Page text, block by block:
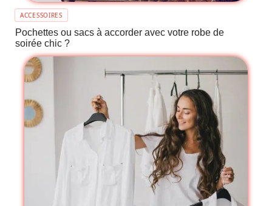
ACCESSOIRES
Pochettes ou sacs à accorder avec votre robe de
soirée chic ?